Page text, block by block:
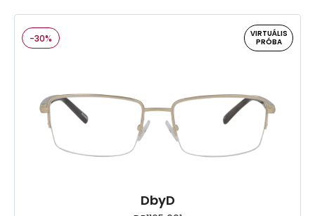
-30%
VIRTUÁLIS
PRÓBA
DbyD